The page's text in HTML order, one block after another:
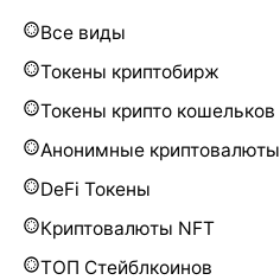
Все виды
Токены криптобирж
Токены крипто кошельков
Анонимные криптовалюты
DeFi Токены
Криптовалюты NFT
ТОП Стейблкоинов